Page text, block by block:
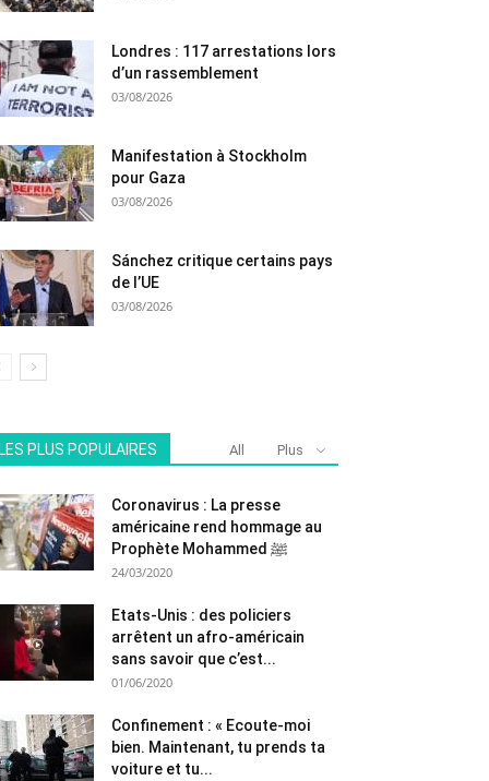
Londres : 117 arrestations lors
d’un rassemblement
03/08/2026
Manifestation à Stockholm
pour Gaza
03/08/2026
Sánchez critique certains pays
de l’UE
03/08/2026
LES PLUS POPULAIRES All Plus
Coronavirus : La presse
américaine rend hommage au
Prophète Mohammed ﷺ
24/03/2020
Etats-Unis : des policiers
arrêtent un afro-américain
sans savoir que c’est...
01/06/2020
Confinement : « Ecoute-moi
bien. Maintenant, tu prends ta
voiture et tu...